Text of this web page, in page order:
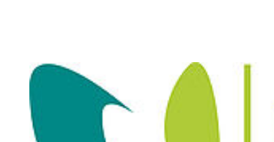
Freiwilligendienst
nur bei NC und falls bereits ein Masterstudium abgeschlossen
Begründung für ein Zweitstudium
Nach Immatrikulation (Termine erhalten Sie nach
Vorlesungsstart):